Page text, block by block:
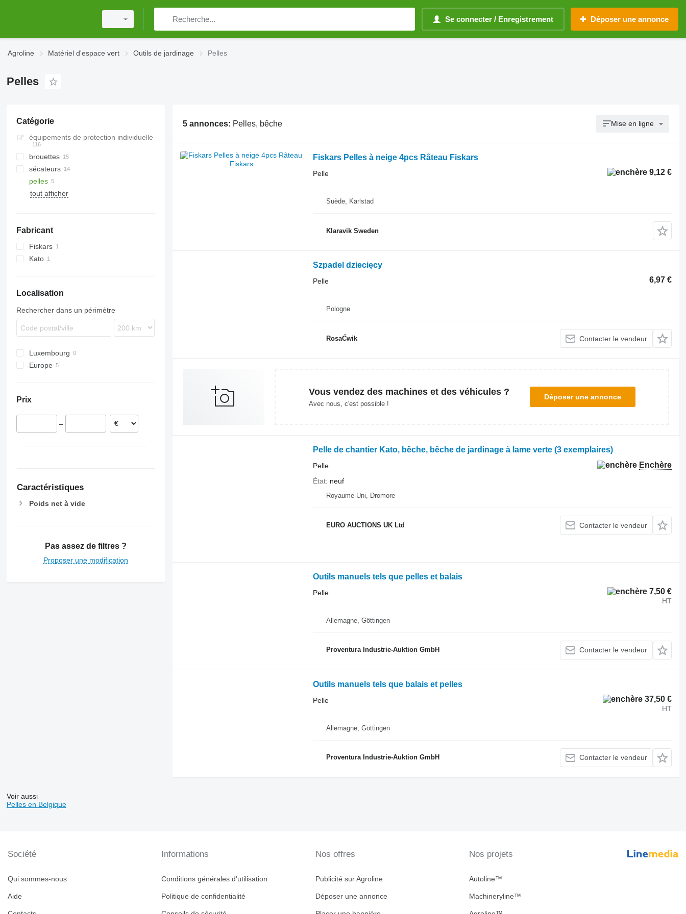
Se connecter / Enregistrement Déposer une annonce
Agroline Matériel d'espace vert Outils de jardinage Pelles
Pelles
Catégorie
équipements de protection individuelle
brouettes
sécateurs
pelles
tout afficher
Fabricant
Fiskars
Kato
Localisation
Rechercher dans un périmètre
Luxembourg
Europe
Royaume-Uni
Prix
–
Caractéristiques
Poids net à vide
Pas assez de filtres ?
Proposer une modification
5 annonces: Pelles, bêche Mise en ligne
Fiskars Pelles à neige 4pcs Râteau Fiskars
9,12 €
Pelle
Suède, Karlstad
Klaravik Sweden
Szpadel dziecięcy
6,97 €
Pelle
Pologne
RosaĆwik Contacter le vendeur
Vous vendez des machines et des véhicules ?
Avec nous, c'est possible !
Déposer une annonce
Pelle de chantier Kato, bêche, bêche de jardinage à lame verte (3 exemplaires)
Enchère
Pelle
État neuf
Royaume-Uni, Dromore
EURO AUCTIONS UK Ltd Contacter le vendeur
Outils manuels tels que pelles et balais
7,50 €
HT
Pelle
Allemagne, Göttingen
Proventura Industrie-Auktion GmbH Contacter le vendeur
Outils manuels tels que balais et pelles
37,50 €
HT
Pelle
Allemagne, Göttingen
Proventura Industrie-Auktion GmbH Contacter le vendeur
Voir aussi
Pelles en Belgique
Société
Qui sommes-nous
Aide
Informations
Conditions générales d'utilisation
Politique de confidentialité
Nos offres
Publicité sur Agroline
Déposer une annonce
Nos projets
Autoline™
Machineryline™